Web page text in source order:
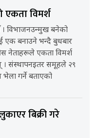
विमर्श
। विभाजनउन्मुख बनेको
एक बनाउने भन्दै बुधबार
नेताहरूले एकता विमर्श
। संस्थापनइतर समूहले २९
भेला गर्ने बताएको
बिक्री गरे